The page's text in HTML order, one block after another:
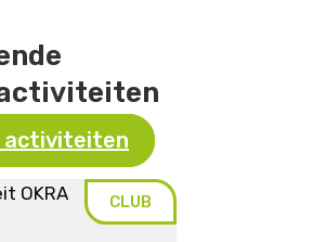
activiteiten
CLUB